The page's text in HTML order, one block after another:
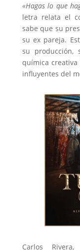
«Hagas lo que
letra relata el
sabe que su
su ex pareja.
su
química
influyentes del
Carlos